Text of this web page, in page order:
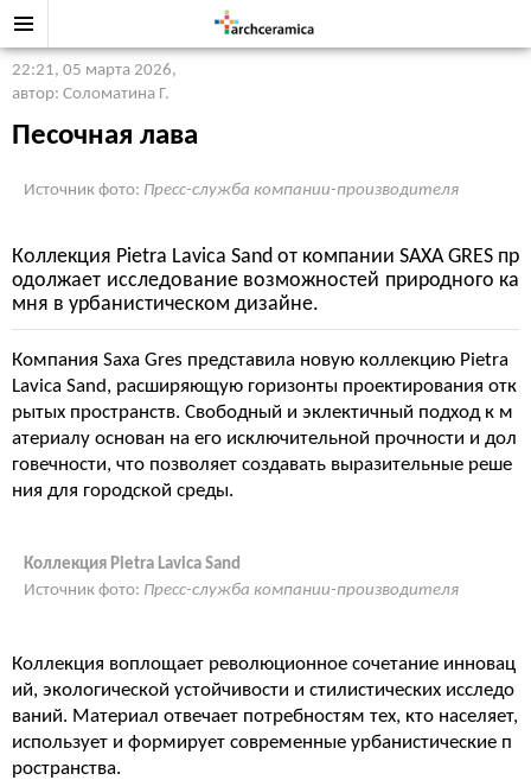
22:21, 05 марта 2026,
автор: Соломатина Г.
Песочная лава
Источник фото: Пресс-служба компании-производителя
Коллекция Pietra Lavica Sand от компании SAXA GRES пр
одолжает исследование возможностей природного ка
мня в урбанистическом дизайне.
Компания Saxa Gres представила новую коллекцию Pietra
Lavica Sand, расширяющую горизонты проектирования отк
рытых пространств. Свободный и эклектичный подход к м
атериалу основан на его исключительной прочности и дол
говечности, что позволяет создавать выразительные реше
ния для городской среды.
Коллекция Pietra Lavica Sand
Источник фото: Пресс-служба компании-производителя
Коллекция воплощает революционное сочетание инновац
ий, экологической устойчивости и стилистических исследо
ваний. Материал отвечает потребностям тех, кто населяет,
использует и формирует современные урбанистические п
ространства.